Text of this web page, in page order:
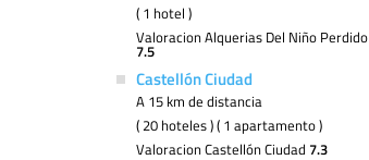
( 1 hotel )
Valoracion Alquerias Del Niño Perdido
7.5
Castellón Ciudad
A 15 km de distancia
( 20 hoteles ) ( 1 apartamento )
Valoracion Castellón Ciudad 7.3